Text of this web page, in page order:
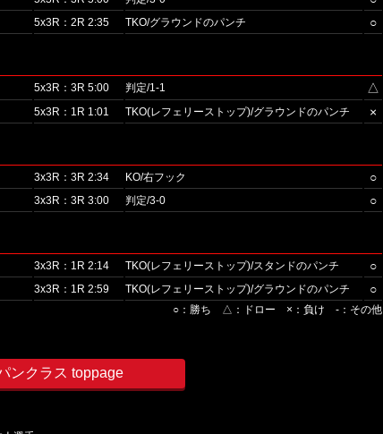
5x3R：2R 2:35 TKO/グラウンドのパンチ ○
5x3R：3R 5:00 判定/1-1 △
5x3R：1R 1:01 TKO(レフェリーストップ)/グラウンドのパンチ ×
3x3R：3R 2:34 KO/右フック ○
3x3R：3R 3:00 判定/3-0 ○
3x3R：1R 2:14 TKO(レフェリーストップ)/スタンドのパンチ ○
3x3R：1R 2:59 TKO(レフェリーストップ)/グラウンドのパンチ ○
○：勝ち △：ドロー ×：負け -：その他
ンクラス toppage